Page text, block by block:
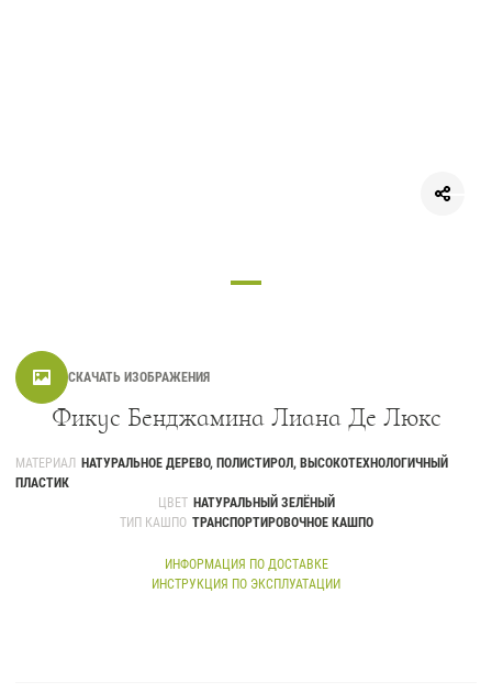
СКАЧАТЬ ИЗОБРАЖЕНИЯ
Фикус Бенджамина Лиана Де Люкс
МАТЕРИАЛ
НАТУРАЛЬНОЕ ДЕРЕВО, ПОЛИСТИРОЛ, ВЫСОКОТЕХНОЛОГИЧНЫЙ
ПЛАСТИК
ЦВЕТ НАТУРАЛЬНЫЙ ЗЕЛЁНЫЙ
ТИП КАШПО ТРАНСПОРТИРОВОЧНОЕ КАШПО
ИНФОРМАЦИЯ ПО ДОСТАВКЕ
ИНСТРУКЦИЯ ПО ЭКСПЛУАТАЦИИ